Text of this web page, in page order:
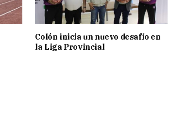
Colón inicia un nuevo desafío en
la Liga Provincial